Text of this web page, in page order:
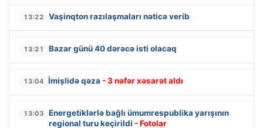
13:22 Vaşinqton razılaşmaları nəticə verib
13:21 Bazar günü 40 dərəcə isti olacaq
13:04 İmişlidə qəza - 3 nəfər xəsarət aldı
13:03
Energetiklərlə bağlı ümumrespublika yarışının
regional turu keçirildi - Fotolar